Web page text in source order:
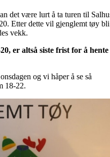
det være lurt å ta turen til
Etter dette vil gjenglemt tøy bli
vekk.
er altså siste frist for å hente
og vi håper å se så
18-22.